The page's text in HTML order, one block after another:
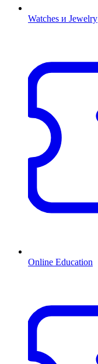
Watches и Jewelry
Online Education